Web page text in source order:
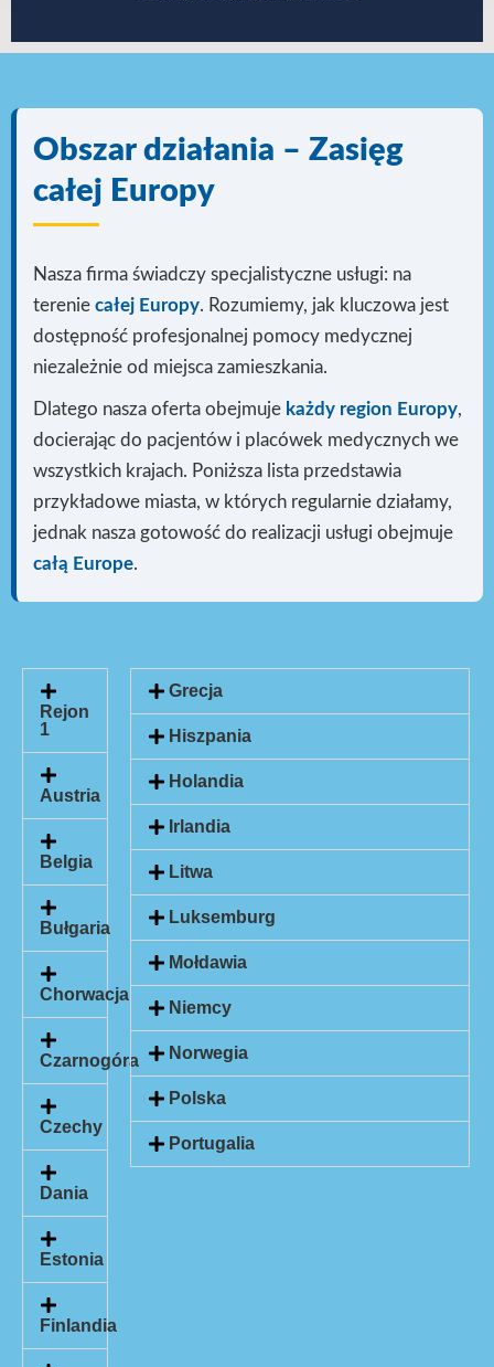
Obszar działania – Zasięg
całej Europy
Nasza firma świadczy specjalistyczne usługi: na
terenie całej Europy. Rozumiemy, jak kluczowa jest
dostępność profesjonalnej pomocy medycznej
niezależnie od miejsca zamieszkania.
Dlatego nasza oferta obejmuje każdy region Europy,
docierając do pacjentów i placówek medycznych we
wszystkich krajach. Poniższa lista przedstawia
przykładowe miasta, w których regularnie działamy,
jednak nasza gotowość do realizacji usługi obejmuje
całą Europe.
Rejon
1
Austria
Belgia
Bułgaria
Chorwacja
Czarnogóra
Czechy
Dania
Estonia
Finlandia
Grecja
Hiszpania
Holandia
Irlandia
Litwa
Luksemburg
Mołdawia
Niemcy
Norwegia
Polska
Portugalia